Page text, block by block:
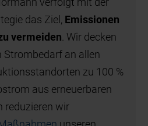
das Ziel, Emissionen
vermeiden . Wir decken
Strombedarf an allen
zu 100 %
aus erneuerbaren
reduzieren wir